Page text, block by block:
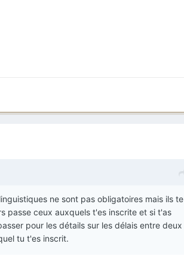
ne sont pas obligatoires mais ils te
passe ceux auxquels t'es inscrite et si t'as
pour les détails sur les délais entre deux
tu t'es inscrit.